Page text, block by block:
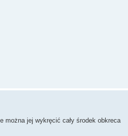
można jej wykręcić cały środek obkreca